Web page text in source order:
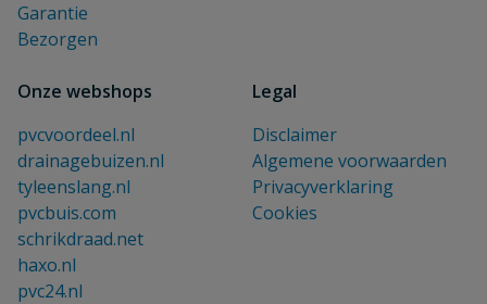
Garantie
Bezorgen
Onze webshops
pvcvoordeel.nl
drainagebuizen.nl
tyleenslang.nl
pvcbuis.com
schrikdraad.net
haxo.nl
pvc24.nl
Legal
Disclaimer
Algemene voorwaarden
Privacyverklaring
Cookies